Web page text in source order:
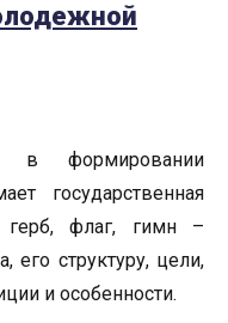
формировании
государственная
флаг, гимн –
его структуру, цели,
и особенности.